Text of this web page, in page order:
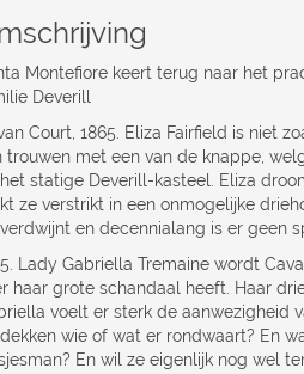
Montefiore keert terug naar het
Deverill
Court, 1865. Eliza Fairfield is niet
trouwen met een van de knappe,
statige Deverill-kasteel. Eliza
ze verstrikt in een onmogelijke
en decennialang is er geen
Lady Gabriella Tremaine wordt
haar grote schandaal heeft. Haar
voelt er sterk de aanwezigheid
wie of wat er rondwaart? En
En wil ze eigenlijk nog wel